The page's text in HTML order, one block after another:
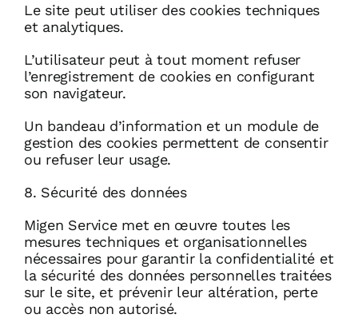
Le site peut utiliser des cookies techniques
et analytiques.
L’utilisateur peut à tout moment refuser
l’enregistrement de cookies en configurant
son navigateur.
Un bandeau d’information et un module de
gestion des cookies permettent de consentir
ou refuser leur usage.
8. Sécurité des données
Migen Service met en œuvre toutes les
mesures techniques et organisationnelles
nécessaires pour garantir la confidentialité et
la sécurité des données personnelles traitées
sur le site, et prévenir leur altération, perte
ou accès non autorisé.